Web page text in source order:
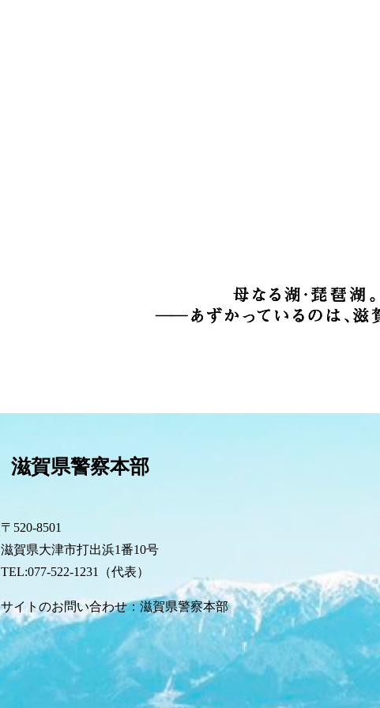
滋賀県警察本部
〒520-8501
滋賀県大津市打出浜1番10号
TEL:077-522-1231（代表）
サイトのお問い合わせ：滋賀県警察本部